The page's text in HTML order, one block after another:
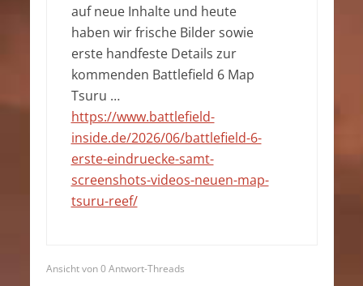
auf neue Inhalte und heute
haben wir frische Bilder sowie
erste handfeste Details zur
kommenden Battlefield 6 Map
Tsuru …
https://www.battlefield-
inside.de/2026/06/battlefield-6-
erste-eindruecke-samt-
screenshots-videos-neuen-map-
tsuru-reef/
Ansicht von 0 Antwort-Threads